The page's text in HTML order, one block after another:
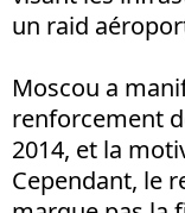
un raid
Moscou a
renforcement
2014, et la
Cependant, le